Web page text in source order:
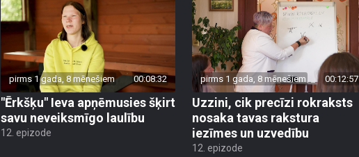
pirms 1 gada, 8 mēnešiem 00:08:32
"Ērkšķu" Ieva apņēmusies šķirt
savu neveiksmīgo laulību
12. epizode
pirms 1 gada, 8 mēnešiem 00:12:57
Uzzini, cik precīzi rokraksts
nosaka tavas rakstura
iezīmes un uzvedību
12. epizode